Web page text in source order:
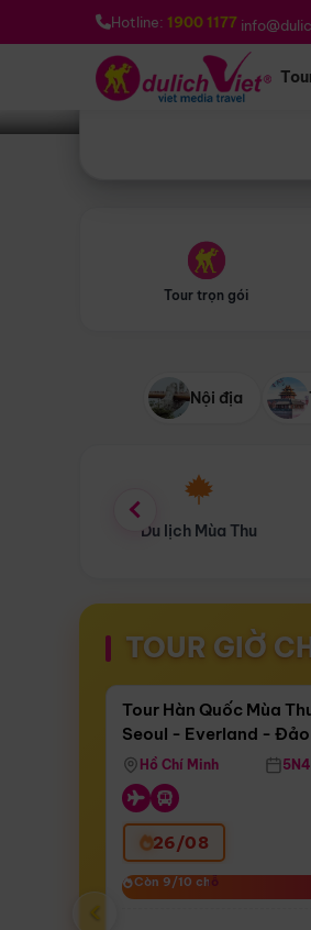
Hotline: 1900 1177
Bạn muốn đi đâu? *
Tour trọn gói
Nội địa
Du lịch Mùa Đông
TOUR GIỜ
Còn17 ngày 16:09:17
Bay Sun Phuquoc Airways
Tour Hàn Quốc Mùa
Seoul - Everland -
Tháp Namsan (Bay Sun
Airways)
Hồ Chí Minh
26/08
Còn 9/10 chỗ
Còn 9/10 chỗ
‹